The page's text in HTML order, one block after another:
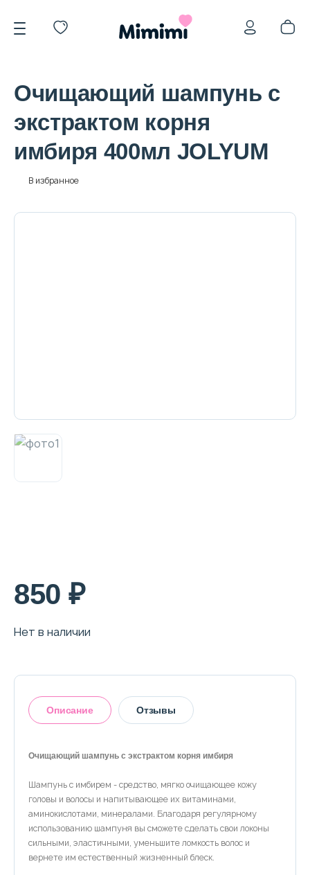
*OVERSTOCK -30%
Наборы
Очищающий шампунь с
экстрактом корня
имбиря 400мл JOLYUM
В избранное
850 ₽
Нет в наличии
Описание Отзывы
Очищающий шампунь с экстрактом корня имбиря
Шампунь с имбирем - средство, мягко очищающее кожу
головы и волосы и напитывающее их витаминами,
аминокислотами, минералами. Благодаря регулярному
использованию шампуня вы сможете сделать свои локоны
сильными, эластичными, уменьшите ломкость волос и
вернете им естественный жизненный блеск.
Оставить отзыв